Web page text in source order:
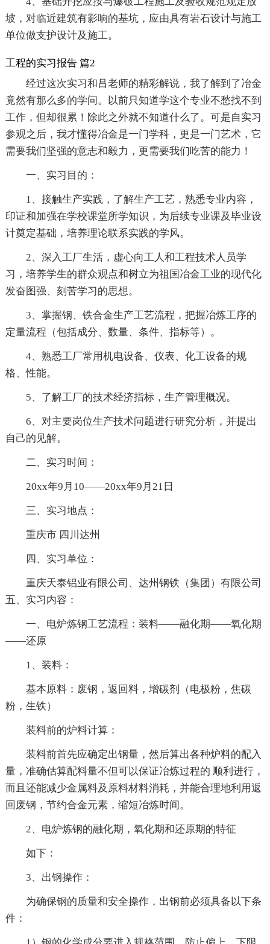
坡，对临近建筑有影响的基坑，应由具有岩石设计与施工
单位做支护设计及施工。
工程的实习报告 篇2
经过这次实习和吕老师的精彩解说，我了解到了冶金
竟然有那么多的学问。以前只知道学这个专业不愁找不到
工作，但却很累！除此之外就不知道什么了。可是自实习
参观之后，我才懂得冶金是一门学科，更是一门艺术，它
需要我们坚强的意志和毅力，更需要我们吃苦的能力！
一、实习目的：
1、接触生产实践，了解生产工艺，熟悉专业内容，
印证和加强在学校课堂所学知识，为后续专业课及毕业设
计奠定基础，培养理论联系实践的学风。
2、深入工厂生活，虚心向工人和工程技术人员学
习，培养学生的群众观点和树立为祖国冶金工业的现代化
发奋图强、刻苦学习的思想。
3、掌握钢、铁合金生产工艺流程，把握冶炼工序的
定量流程（包括成分、数量、条件、指标等）。
4、熟悉工厂常用机电设备、仪表、化工设备的规
格、性能。
5、了解工厂的技术经济指标，生产管理概况。
6、对主要岗位生产技术问题进行研究分析，并提出
自己的见解。
二、实习时间：
20xx年9月10——20xx年9月21日
三、实习地点：
重庆市 四川达州
四、实习单位：
重庆天泰铝业有限公司、达州钢铁（集团）有限公司
五、实习内容：
一、电炉炼钢工艺流程：装料——融化期——氧化期
——还原
1、装料：
基本原料：废钢，返回料，增碳剂（电极粉，焦碳
粉，生铁）
装料前的炉料计算：
装料前首先应确定出钢量，然后算出各种炉料的配入
量，准确估算配料量不但可以保证冶炼过程的 顺利进行，
而且还能减少金属料及原料材料消耗，并能合理地利用返
回废钢，节约合金元素，缩短冶炼时间。
2、电炉炼钢的融化期，氧化期和还原期的特征
如下：
3、出钢操作：
为确保钢的质量和安全操作，出钢前必须具备以下条
件：